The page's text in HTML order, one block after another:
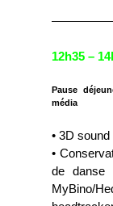
12h35 –
Pause
média
• 3D
•
de danse
MyBino/